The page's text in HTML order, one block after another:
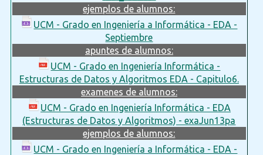
ejemplos de alumnos:
UCM - Grado en Ingeniería a Informática - EDA -
Septiembre
apuntes de alumnos:
UCM - Grado en Ingeniería Informática -
Estructuras de Datos y Algoritmos EDA - Capitulo6.
examenes de alumnos:
UCM - Grado en Ingeniería Informática - EDA
(Estructuras de Datos y Algoritmos) - exaJun13pa
ejemplos de alumnos:
UCM - Grado en Ingeniería a Informática - EDA -